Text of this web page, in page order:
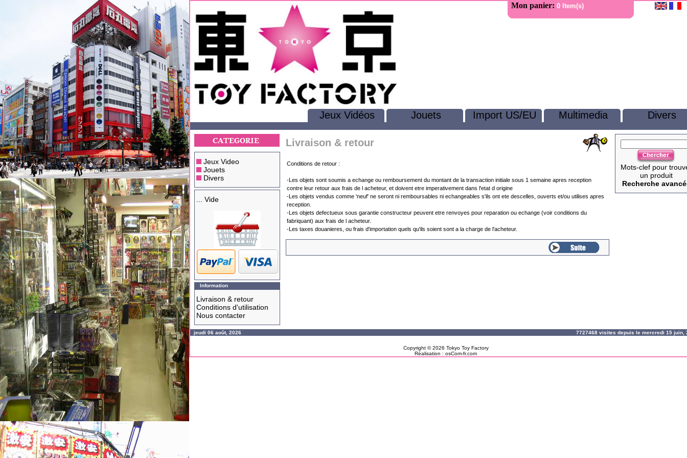
Mon panier: 0 Item(s)
Jeux Vidéos Jouets Import US/EU Multimedia Divers
Jeux Video
Jouets
Divers
... Vide
Information
Livraison & retour
Conditions d'utilisation
Nous contacter
Livraison & retour
Conditions de retour :
-Les objets sont soumis a echange ou remboursement du montant de la transaction initiale sous 1 semaine apres reception
contre leur retour aux frais de l acheteur, et doivent etre imperativement dans l'etat d origine
-Les objets vendus comme 'neuf' ne seront ni remboursables ni echangeables s'ils ont ete descelles, ouverts et/ou utilises apres
reception.
-Les objets defectueux sous garantie constructeur peuvent etre renvoyes pour reparation ou echange (voir conditions du
fabriquant) aux frais de l acheteur.
-Les taxes douanieres, ou frais d'importation quels qu'ils soient sont a la charge de l'acheteur.
Mots-clef pour
un produit
Recherche
jeudi 06 août, 2026 7727468 visites depuis le mercredi 15
Copyright © 2026 Tokyo Toy Factory
Réalisation : osCom-fr.com